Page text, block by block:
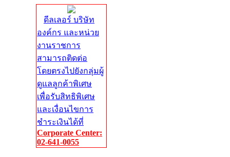
ดีลเลอร์ บริษัท
องค์กร และหน่วย
งานราชการ
สามารถติดต่อ
โดยตรงไปยังกลุ่มผู้
ดูแลลูกค้าพิเศษ
เพื่อรับสิทธิพิเศษ
และเงื่อนไขการ
ชำระเงินได้ที่
Corporate Center:
02-641-0055